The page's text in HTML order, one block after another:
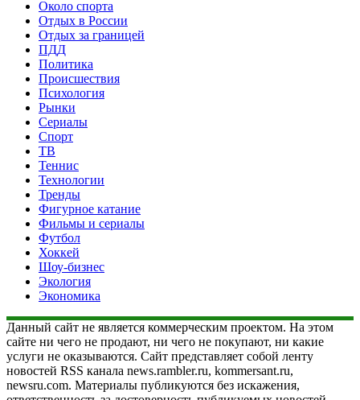
Около спорта
Отдых в России
Отдых за границей
ПДД
Политика
Происшествия
Психология
Рынки
Сериалы
Спорт
ТВ
Теннис
Технологии
Тренды
Фигурное катание
Фильмы и сериалы
Футбол
Хоккей
Шоу-бизнес
Экология
Экономика
Данный сайт не является коммерческим проектом. На этом
сайте ни чего не продают, ни чего не покупают, ни какие
услуги не оказываются. Сайт представляет собой ленту
новостей RSS канала news.rambler.ru, kommersant.ru,
newsru.com. Материалы публикуются без искажения,